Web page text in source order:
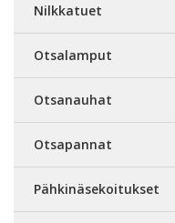
Nilkkatuet
Otsalamput
Otsanauhat
Otsapannat
Pähkinäsekoitukset